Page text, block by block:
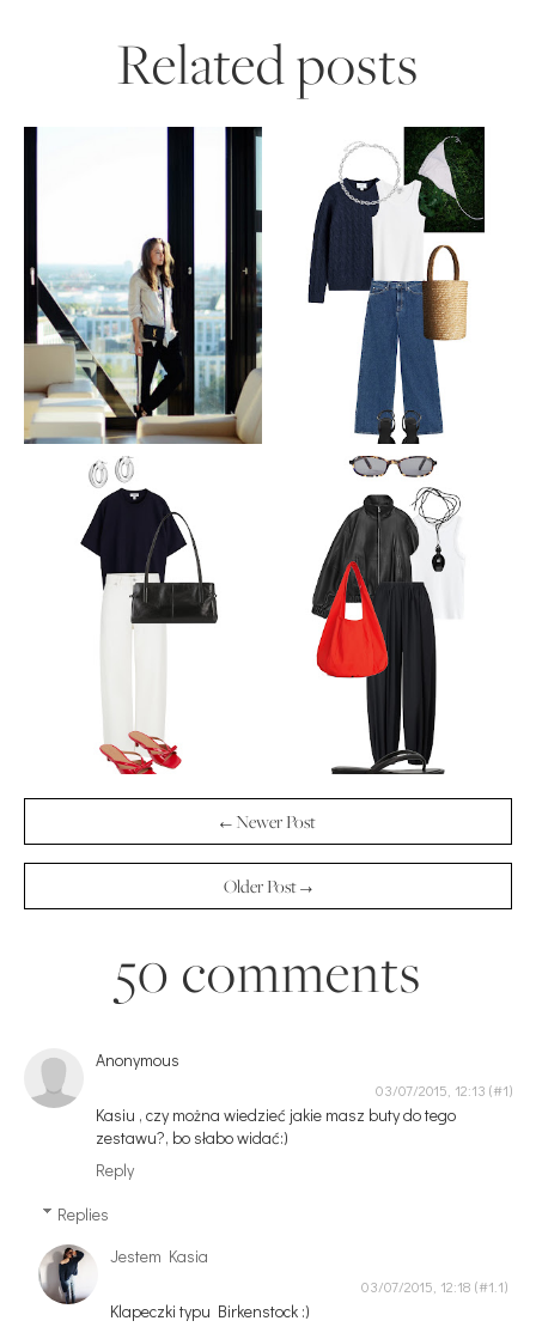
Related posts
← Newer Post
Older Post →
50 comments
Anonymous
03/07/2015, 12:13
Kasiu , czy można wiedzieć jakie masz buty do tego
zestawu?, bo słabo widać:)
Reply
Replies
Jestem Kasia
03/07/2015, 12:18
Klapeczki typu Birkenstock :)